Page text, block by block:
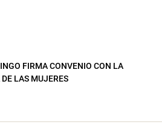
FIRMA CONVENIO CON LA
LAS MUJERES